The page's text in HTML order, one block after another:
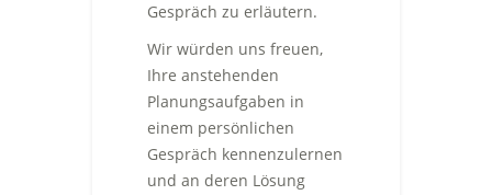
Gespräch zu erläutern.
Wir würden uns freuen,
Ihre anstehenden
Planungsaufgaben in
einem persönlichen
Gespräch kennenzulernen
und an deren Lösung